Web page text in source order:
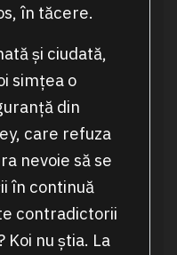
în tăcere.
și ciudată,
simțea o
din
care refuza
nevoie să se
în continuă
contradictorii
nu știa. La